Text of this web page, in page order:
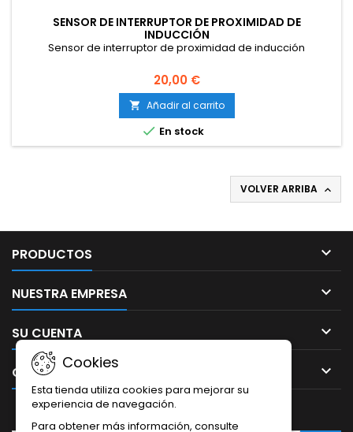
SENSOR DE INTERRUPTOR DE PROXIMIDAD DE
INDUCCIÓN
Sensor de interruptor de proximidad de inducción
20,00 €
 Añadir al carrito
 En stock
VOLVER ARRIBA 
PRODUCTOS 
NUESTRA EMPRESA 
SU CUENTA 
CONTACTO 
Cookies
Esta tienda utiliza cookies para mejorar su
experiencia de navegación.
Para obtener más información, consulte
BOLETÍN